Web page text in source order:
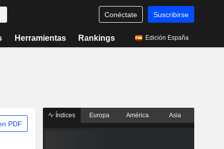
Conéctate Suscribirse
Herramientas Rankings Edición España
PDF
Índices Europa América Asia